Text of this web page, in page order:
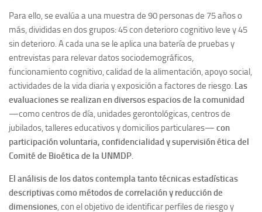
Para ello, se evalúa a una muestra de 90 personas de 75 años o
más, divididas en dos grupos: 45 con deterioro cognitivo leve y 45
sin deterioro. A cada una se le aplica una batería de pruebas y
entrevistas para relevar datos sociodemográficos,
funcionamiento cognitivo, calidad de la alimentación, apoyo social,
actividades de la vida diaria y exposición a factores de riesgo. Las
evaluaciones se realizan en diversos espacios de la comunidad
—como centros de día, unidades gerontológicas, centros de
jubilados, talleres educativos y domicilios particulares— con
participación voluntaria, confidencialidad y supervisión ética del
Comité de Bioética de la UNMDP.
El análisis de los datos contempla tanto técnicas estadísticas
descriptivas como métodos de correlación y reducción de
dimensiones, con el objetivo de identificar perfiles de riesgo y